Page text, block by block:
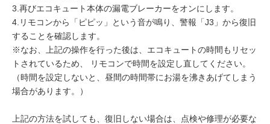
3.再びエコキュート本体の漏電ブレーカーをオンにします。
4.リモコンから「ピピッ」という音が鳴り、警報「J3」から復旧
することを確認します。
※なお、上記の操作を行った後は、エコキュートの時間もリセッ
トされているため、 リモコンで時間を設定し直してください。
（時間を設定しないと、昼間の時間帯にお湯を沸きあげてしまう
場合があります。）
上記の方法を試しても、復旧しない場合は、点検や修理が必要な